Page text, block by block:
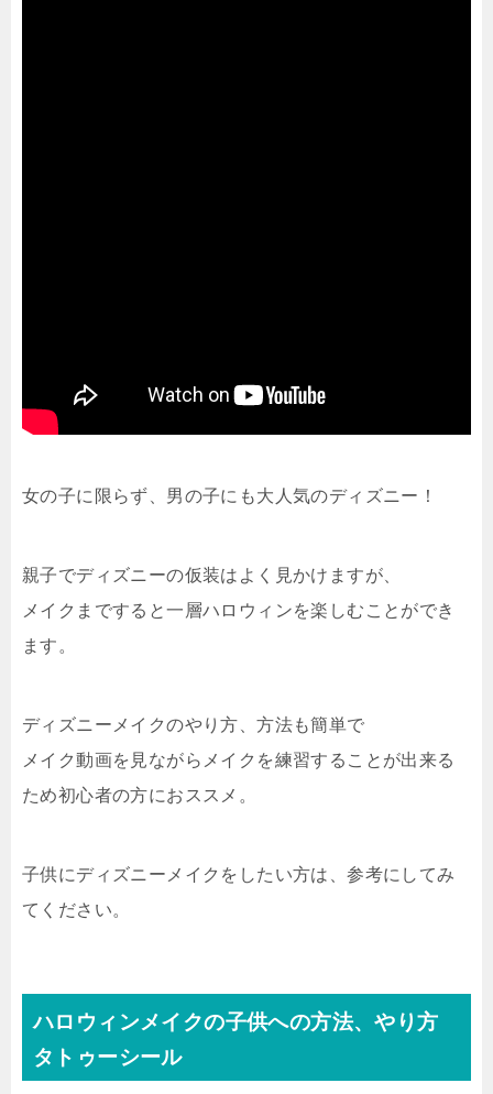
女の子に限らず、男の子にも大人気のディズニー！
親子でディズニーの仮装はよく見かけますが、
メイクまですると一層ハロウィンを楽しむことができ
ます。
ディズニーメイクのやり方、方法も簡単で
メイク動画を見ながらメイクを練習することが出来る
ため初心者の方におススメ。
子供にディズニーメイクをしたい方は、参考にしてみ
てください。
ハロウィンメイクの子供への方法、やり方
タトゥーシール